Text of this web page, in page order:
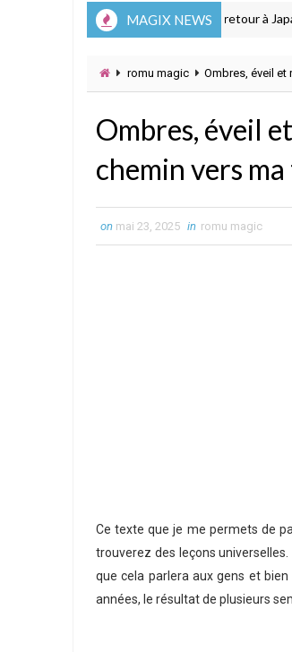
MAGIX NEWS
Les Winx de retour à Japan
romu magic Ombres, éveil et
Ombres, éveil
chemin vers
on mai 23, 2025 in romu magic
Ce texte que je me permets de
trouverez des leçons
que cela parlera aux gens et
années, le résultat de plusieurs